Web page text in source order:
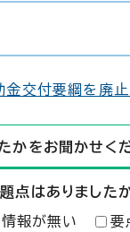
金交付要綱を廃
かをお聞かせくだ
点はありましたか
報が無い 要